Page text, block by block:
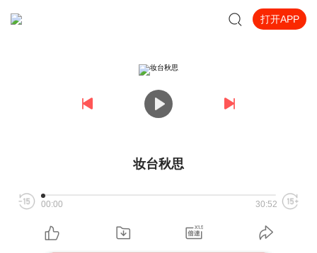
打开APP
妆台秋思
00:00 30:52